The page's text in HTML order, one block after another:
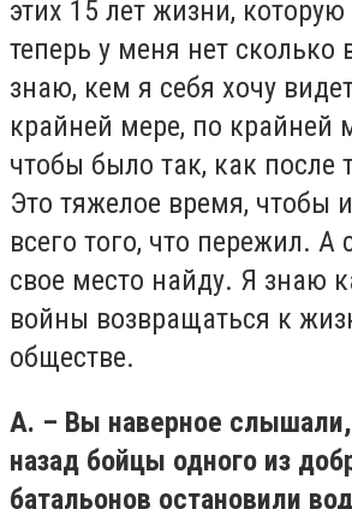
этих 15 лет жизни,
теперь у меня нет сколько
знаю, кем я себя хочу
крайней мере, по крайней
чтобы было так, как после
Это тяжелое время, чтобы
всего того, что пережил.
свое место найду. Я знаю
войны возвращаться к
обществе.
А. – Вы наверное
назад бойцы одного из
батальонов остановили